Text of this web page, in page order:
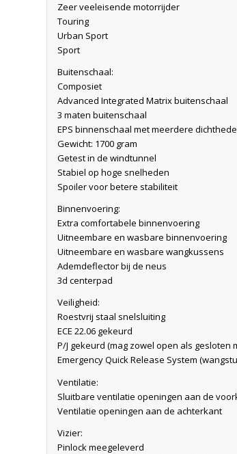
Zeer veeleisende motorrijder
Touring
Urban Sport
Sport
Buitenschaal:
Composiet
Advanced Integrated Matrix buitenschaal
3 maten buitenschaal
EPS binnenschaal met meerdere
Gewicht: 1700 gram
Getest in de windtunnel
Stabiel op hoge snelheden
Spoiler voor betere stabiliteit
Binnenvoering:
Extra comfortabele binnenvoering
Uitneembare en wasbare binnenvoering
Uitneembare en wasbare wangkussens
Ademdeflector bij de neus
3d centerpad
Veiligheid:
Roestvrij staal snelsluiting
ECE 22.06 gekeurd
P/J gekeurd (mag zowel open als gesloten
Emergency Quick Release System
Ventilatie:
Sluitbare ventilatie openingen aan de
Ventilatie openingen aan de achterkant
Vizier:
Pinlock meegeleverd